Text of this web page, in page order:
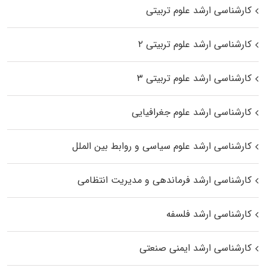
کارشناسی ارشد علوم تربیتی
کارشناسی ارشد علوم تربیتی ۲
کارشناسی ارشد علوم تربیتی ۳
کارشناسی ارشد علوم جغرافیایی
کارشناسی ارشد علوم سیاسی و روابط بین الملل
کارشناسی ارشد فرماندهی و مدیریت انتظامی
کارشناسی ارشد فلسفه
کارشناسی ارشد ایمنی صنعتی